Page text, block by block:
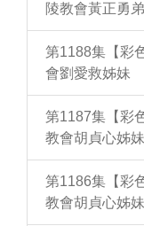
陵教會黃正勇
第1188集【彩
會劉愛救姊妹
第1187集【彩
教會胡貞心姊妹
第1186集【彩
教會胡貞心姊妹